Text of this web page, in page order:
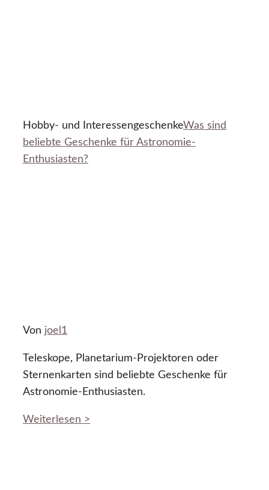
Hobby- und InteressengeschenkeWas sind
beliebte Geschenke für Astronomie-
Enthusiasten?
Von joel1
Teleskope, Planetarium-Projektoren oder
Sternenkarten sind beliebte Geschenke für
Astronomie-Enthusiasten.
Weiterlesen >